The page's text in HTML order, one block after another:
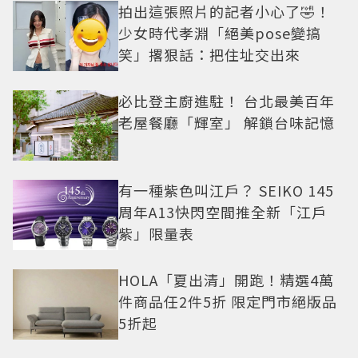
拍出這張照片的記者小心了🤣！
少女時代孝淵「絕美pose變搞
笑」撂狠話：把住址交出來
必比登主廚進駐！ 台北最美百年
老屋餐廳「輝室」 解鎖台味記憶
有一種紫色叫江戶？ SEIKO 145
周年A13快閃空間推全新「江戶
紫」限量表
HOLA「夏出清」開跑！精選4萬
件商品任2件5折 限定門市絕版品
5折起